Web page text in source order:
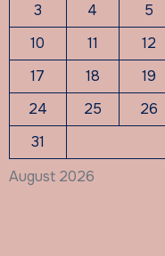
August 2026
3
4 5
10
11 12
17
18 19
24
25 26
31